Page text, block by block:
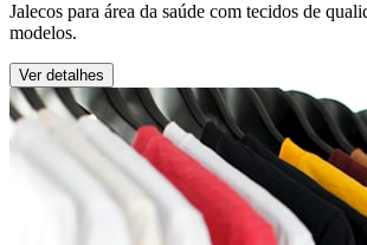
Jalecos para área da saúde com tecidos de
modelos.
Ver detalhes